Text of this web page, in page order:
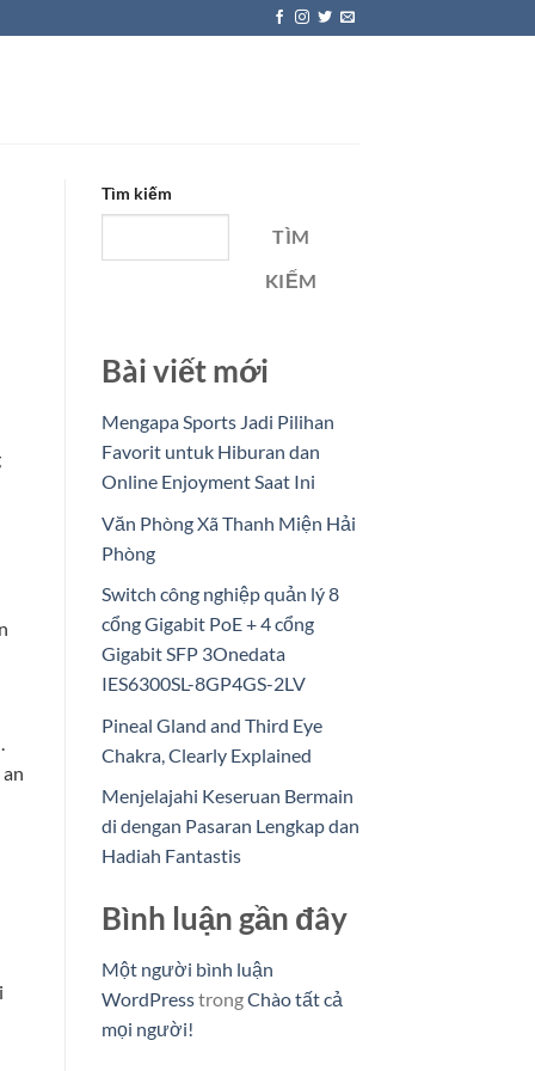
Tìm kiếm
TÌM
KIẾM
Bài viết mới
Mengapa Sports Jadi Pilihan
Favorit untuk Hiburan dan
Online Enjoyment Saat Ini
Văn Phòng Xã Thanh Miện Hải
Phòng
Switch công nghiệp quản lý 8
cổng Gigabit PoE + 4 cổng
Gigabit SFP 3Onedata
IES6300SL-8GP4GS-2LV
Pineal Gland and Third Eye
Chakra, Clearly Explained
Menjelajahi Keseruan Bermain
di dengan Pasaran Lengkap dan
Hadiah Fantastis
Bình luận gần đây
Một người bình luận
WordPresstrongChào tất cả
mọi người!